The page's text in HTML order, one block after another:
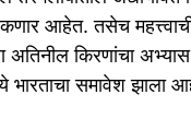
आहेत. तसेच
अतिनील किरणांचा
भारताचा समावेश झाला